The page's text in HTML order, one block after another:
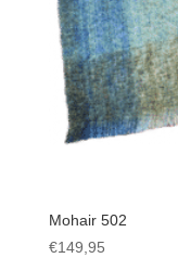
Mohair 502
€149,95